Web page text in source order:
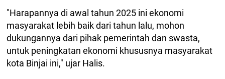
"Harapannya di awal tahun 2025 ini ekonomi
masyarakat lebih baik dari tahun lalu, mohon
dukungannya dari pihak pemerintah dan swasta,
untuk peningkatan ekonomi khususnya masyarakat
kota Binjai ini," ujar Halis.